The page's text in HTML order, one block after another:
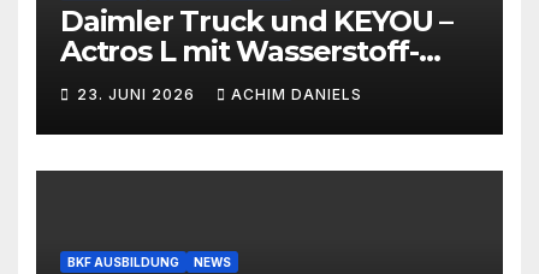
Daimler Truck und KEYOU –
Actros L mit Wasserstoff-
Verbrennermotor
23. JUNI 2026 ACHIM DANIELS
BKF AUSBILDUNG NEWS